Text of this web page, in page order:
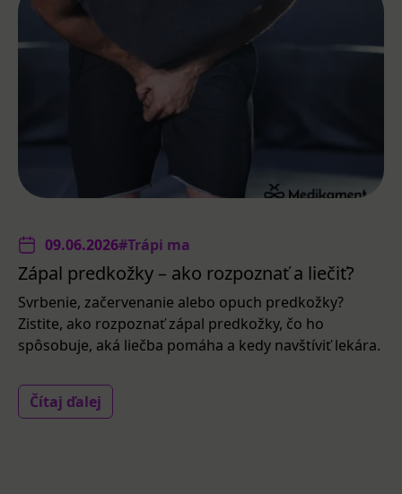
09.06.2026#Trápi ma
Zápal predkožky – ako rozpoznať a liečiť?
Svrbenie, začervenanie alebo opuch predkožky?
Zistite, ako rozpoznať zápal predkožky, čo ho
spôsobuje, aká liečba pomáha a kedy navštíviť lekára.
Čítaj ďalej